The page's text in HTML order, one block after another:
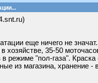
еще ничего не
35-50
режиме "пол-газа".
из магазина,